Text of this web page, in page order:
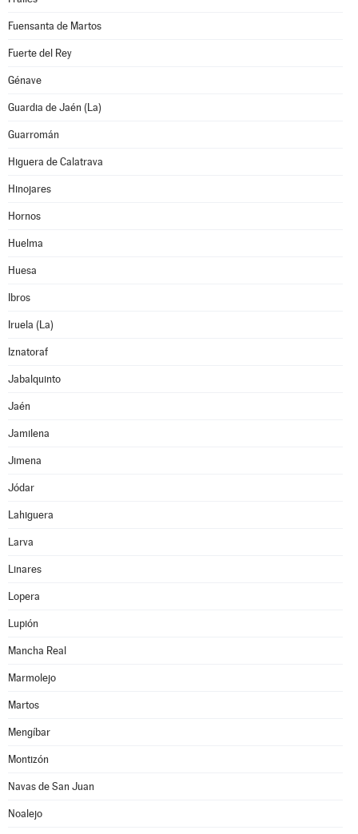
Fuensanta de Martos
Fuerte del Rey
Génave
Guardia de Jaén (La)
Guarromán
Higuera de Calatrava
Hinojares
Hornos
Huelma
Huesa
Ibros
Iruela (La)
Iznatoraf
Jabalquinto
Jaén
Jamilena
Jimena
Jódar
Lahiguera
Larva
Linares
Lopera
Lupión
Mancha Real
Marmolejo
Martos
Mengíbar
Montizón
Navas de San Juan
Noalejo